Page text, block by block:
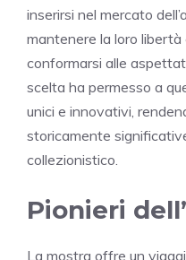
inserirsi nel mercato
mantenere la loro
conformarsi alle
scelta ha permesso a
unici e innovativi,
storicamente
collezionistico.
Pionieri
La mostra offre un